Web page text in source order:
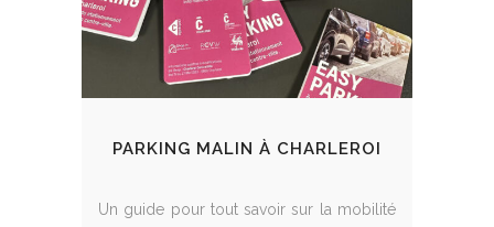
PARKING MALIN À CHARLEROI
Un guide pour tout savoir sur la mobilité